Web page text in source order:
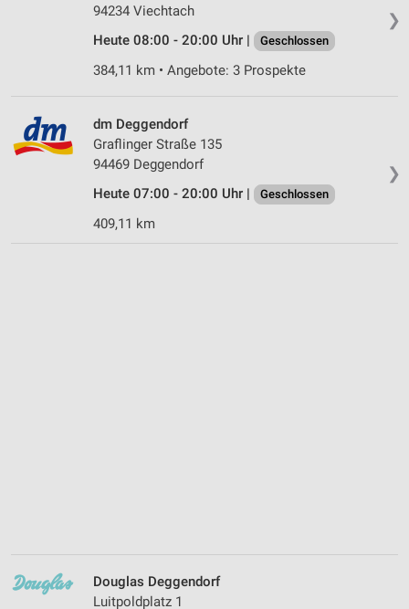
❯
94234 Viechtach
Heute 08:00 - 20:00 Uhr |
Geschlossen
384,11 km • Angebote: 3 Prospekte
❯
dm Deggendorf
Graflinger Straße 135
94469 Deggendorf
Heute 07:00 - 20:00 Uhr |
Geschlossen
409,11 km
Douglas Deggendorf
Luitpoldplatz 1